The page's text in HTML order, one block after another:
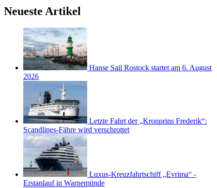
Neueste Artikel
Hanse Sail Rostock startet am 6. August
2026
Letzte Fahrt der „Kronprins Frederik“:
Scandlines-Fähre wird verschrottet
Luxus-Kreuzfahrtschiff „Evrima“ -
Erstanlauf in Warnemünde